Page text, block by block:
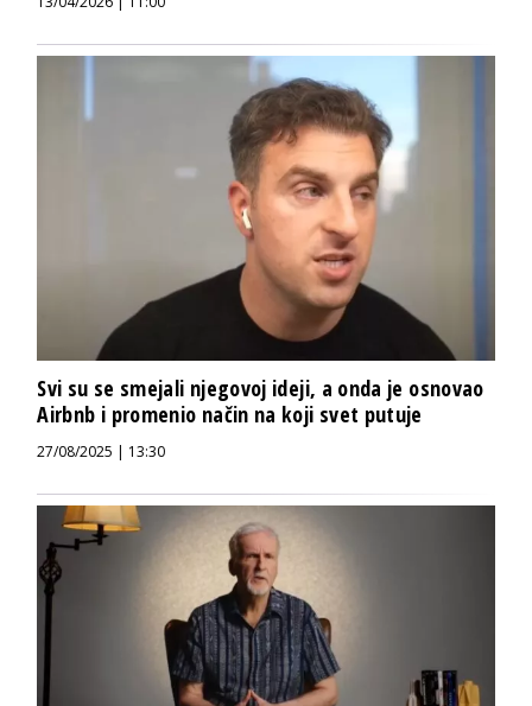
Svi su se smejali njegovoj ideji, a onda je osnovao
Airbnb i promenio način na koji svet putuje
27/08/2025 | 13:30